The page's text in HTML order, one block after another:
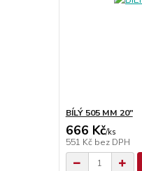
BÍLÝ 505 MM 20"
666 Kč/ks
551 Kč bez DPH